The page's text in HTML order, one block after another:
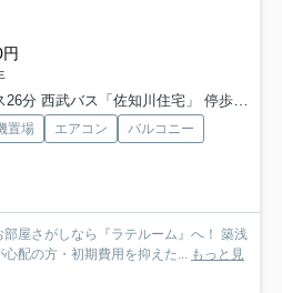
分 西武バス「佐知川住宅」 停歩6分
置場 エアコン
バルコニー
部屋さがしなら『ラテルーム』へ！ 築浅
配の方・初期費用を抑えた... もっと見